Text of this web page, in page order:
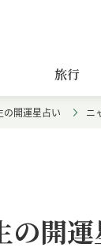
旅行
の開運星占い ニ
の開